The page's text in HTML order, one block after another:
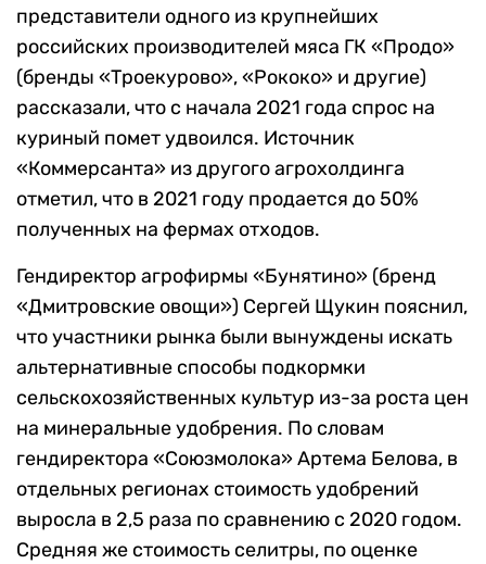
представители одного из крупнейших
российских производителей мяса ГК «Продо»
(бренды «Троекурово», «Рококо» и другие)
рассказали, что с начала 2021 года спрос на
куриный помет удвоился. Источник
«Коммерсанта» из другого агрохолдинга
отметил, что в 2021 году продается до 50%
полученных на фермах отходов.
Гендиректор агрофирмы «Бунятино» (бренд
«Дмитровские овощи») Сергей Щукин пояснил,
что участники рынка были вынуждены искать
альтернативные способы подкормки
сельскохозяйственных культур из-за роста цен
на минеральные удобрения. По словам
гендиректора «Союзмолока» Артема Белова, в
отдельных регионах стоимость удобрений
выросла в 2,5 раза по сравнению с 2020 годом.
Средняя же стоимость селитры, по оценке